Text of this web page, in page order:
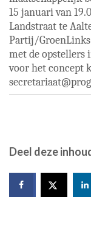
15 januari van
Landstraat te
Partij/
met de opstellers
voor het concept
Deel deze